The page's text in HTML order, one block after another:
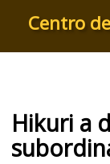
principal
Centro
Hikuri a